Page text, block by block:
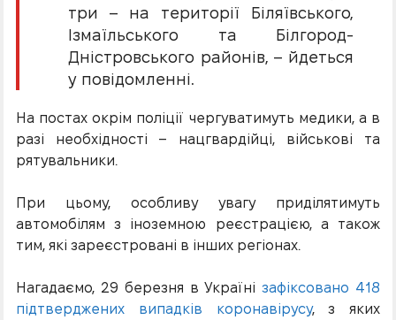
три – на території Біляївського,
Ізмаїльського та Білгород-
Дністровського районів, – йдеться
у повідомленні.
На постах окрім поліції чергуватимуть медики, а в
разі необхідності – нацгвардійці, військові та
рятувальники.
При цьому, особливу увагу приділятимуть
автомобілям з іноземною реєстрацією, а також
тим, які зареєстровані в інших регіонах.
Нагадаємо, 29 березня в Україні зафіксовано 418
підтверджених випадків коронавірусу, з яких